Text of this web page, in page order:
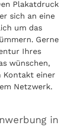
Plakatdruck
sich an eine
um das
Gerne
Ihres
wünschen,
Kontakt einer
Netzwerk.
in